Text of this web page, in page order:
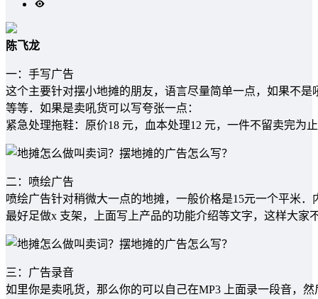
陈飞龙
一：手写广告
这个主要针对摆小地摊的朋友，语言尽量简单一点，如果不
等等．如果是卖吼货可以写夸张一点：
紧急处理拖鞋：原价18 元，血本处理12 元，一件不留卖完为
二：喷绘广告
喷绘广告针对稍微大一点的地摊，一般价格是15元一个平米
最好足做x 支架，上面写上产品的功能介绍等文字，这样大家
三：广告录音
如里你是卖吼货，那么你的可以自己在MP3 上面录一段音，